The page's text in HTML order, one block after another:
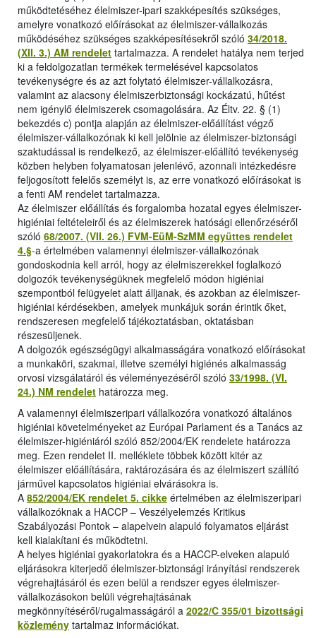
működtetéséhez élelmiszer-ipari szakképesítés szükséges,
amelyre vonatkozó előírásokat az élelmiszer-vállalkozás
működéséhez szükséges szakképesítésekről szóló 34/2018.
(XII. 3.) AM rendelet tartalmazza. A rendelet hatálya nem terjed
ki a feldolgozatlan termékek termelésével kapcsolatos
tevékenységre és az azt folytató élelmiszer-vállalkozásra,
valamint az alacsony élelmiszerbiztonsági kockázatú, hűtést
nem igénylő élelmiszerek csomagolására. Az Éltv. 22. § (1)
bekezdés c) pontja alapján az élelmiszer-előállítást végző
élelmiszer-vállalkozónak ki kell jelölnie az élelmiszer-biztonsági
szaktudással is rendelkező, az élelmiszer-előállító tevékenység
közben helyben folyamatosan jelenlévő, azonnali intézkedésre
feljogosított felelős személyt is, az erre vonatkozó előírásokat is
a fenti AM rendelet tartalmazza.
Az élelmiszer előállítás és forgalomba hozatal egyes élelmiszer-
higiéniai feltételeiről és az élelmiszerek hatósági ellenőrzéséről
szóló 68/2007. (VII. 26.) FVM-EüM-SzMM együttes rendelet
4.§-a értelmében valamennyi élelmiszer-vállalkozónak
gondoskodnia kell arról, hogy az élelmiszerekkel foglalkozó
dolgozók tevékenységüknek megfelelő módon higiéniai
szempontból felügyelet alatt álljanak, és azokban az élelmiszer-
higiéniai kérdésekben, amelyek munkájuk során érintik őket,
rendszeresen megfelelő tájékoztatásban, oktatásban
részesüljenek.
A dolgozók egészségügyi alkalmasságára vonatkozó előírásokat
a munkaköri, szakmai, illetve személyi higiénés alkalmasság
orvosi vizsgálatáról és véleményezéséről szóló 33/1998. (VI.
24.) NM rendelet határozza meg.
A valamennyi élelmiszeripari vállalkozóra vonatkozó általános
higiéniai követelményeket az Európai Parlament és a Tanács az
élelmiszer-higiéniáról szóló 852/2004/EK rendelete határozza
meg. Ezen rendelet II. melléklete többek között kitér az
élelmiszer előállítására, raktározására és az élelmiszert szállító
járművel kapcsolatos higiéniai elvárásokra is.
A 852/2004/EK rendelet 5. cikke értelmében az élelmiszeripari
vállalkozóknak a HACCP – Veszélyelemzés Kritikus
Szabályozási Pontok – alapelvein alapuló folyamatos eljárást
kell kialakítani és működtetni.
A helyes higiéniai gyakorlatokra és a HACCP-elveken alapuló
eljárásokra kiterjedő élelmiszer-biztonsági irányítási rendszerek
végrehajtásáról és ezen belül a rendszer egyes élelmiszer-
vállalkozásokon belüli végrehajtásának
megkönnyítéséről/rugalmasságáról a 2022/C 355/01 bizottsági
közlemény tartalmaz információkat.